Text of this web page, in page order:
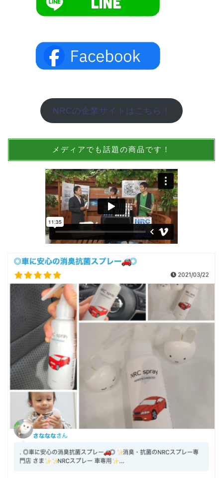
NRCの企業サイトはこちら！
メディアでも話題の商品です！